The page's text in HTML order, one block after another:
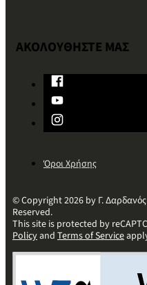
ΑΚΟΛΟΥΘΗΣΤΕ ΜΑΣ
Όροι Χρήσης
© Copyright 2026 by Γ.
Reserved.
This site is protected by
Policyand Terms of Service